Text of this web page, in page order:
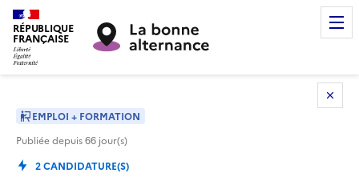
RÉPUBLIQUE
FRANÇAISE
EMPLOI + FORMATION
Publiée depuis66 jour(s)
2CANDIDATURE(S)